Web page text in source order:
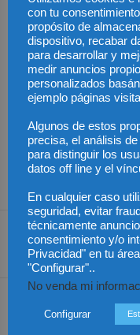
redactados para
asesoramiento de un
empresarial es clave
legales y proteja los
GLOBALWAY
mercantil, pactos de
startups en Barcelona.
garantizan el éxito y la
Share
Chile – La «ley Martín»
con tu
propósito de
dispositivo, recabar
para desarrollar y
medir anuncios
personalizados
ejemplo páginas
Algunos de estos
precisa, el análisis
para distinguir los
datos off line y el
En cualquier caso
seguridad, evitar
técnicamente
consentimiento y/o
Privacidad" en tu
"Configurar"..
No venda mi
Configurar